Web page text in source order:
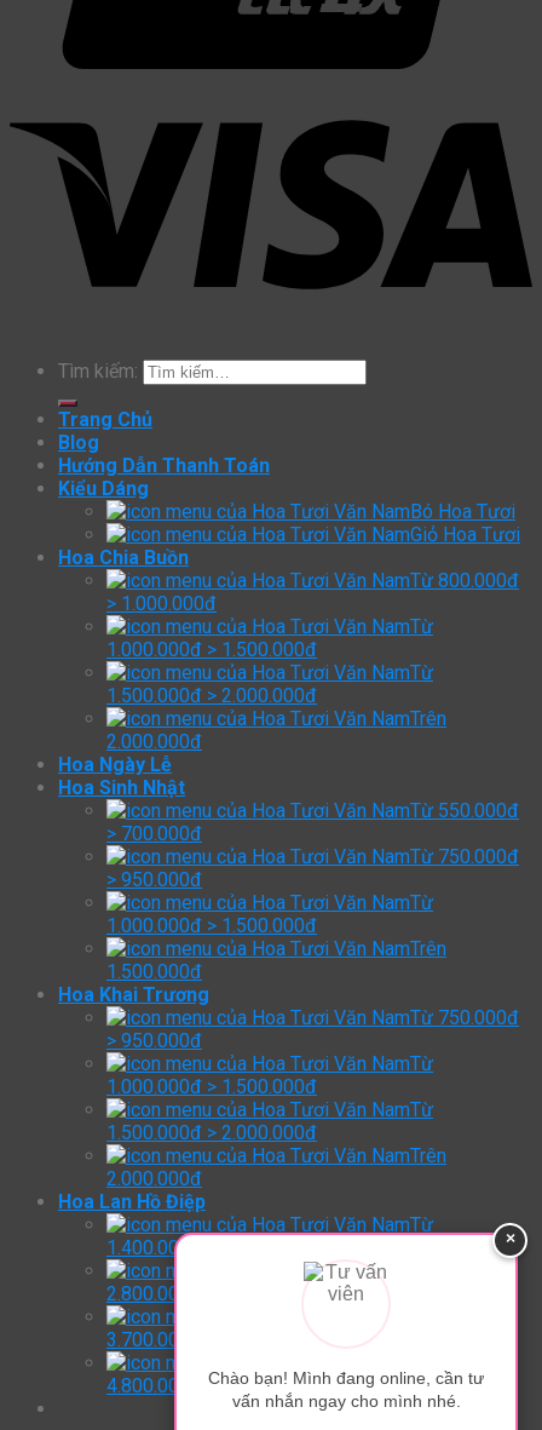
Tìm kiếm:
Trang Chủ
Blog
Hướng Dẫn Thanh Toán
Kiểu Dáng
Bó Hoa Tươi
Giỏ Hoa Tươi
Hoa Chia Buồn
Từ 800.000đ
> 1.000.000đ
Từ
1.000.000đ > 1.500.000đ
Từ
1.500.000đ > 2.000.000đ
Trên
2.000.000đ
Hoa Ngày Lễ
Hoa Sinh Nhật
Từ 550.000đ
> 700.000đ
Từ 750.000đ
> 950.000đ
Từ
1.000.000đ > 1.500.000đ
Trên
1.500.000đ
Hoa Khai Trương
Từ 750.000đ
> 950.000đ
Từ
1.000.000đ > 1.500.000đ
Từ
1.500.000đ > 2.000.000đ
Trên
2.000.000đ
Hoa Lan Hồ Điệp
Từ
1.400.000đ > 2.800.000đ
2.800.000đ > 3.700.000đ
3.700.000đ > 4.800.000đ
4.800.000đ
×
Chào bạn! Mình đang online, cần tư
vấn nhắn ngay cho mình nhé.